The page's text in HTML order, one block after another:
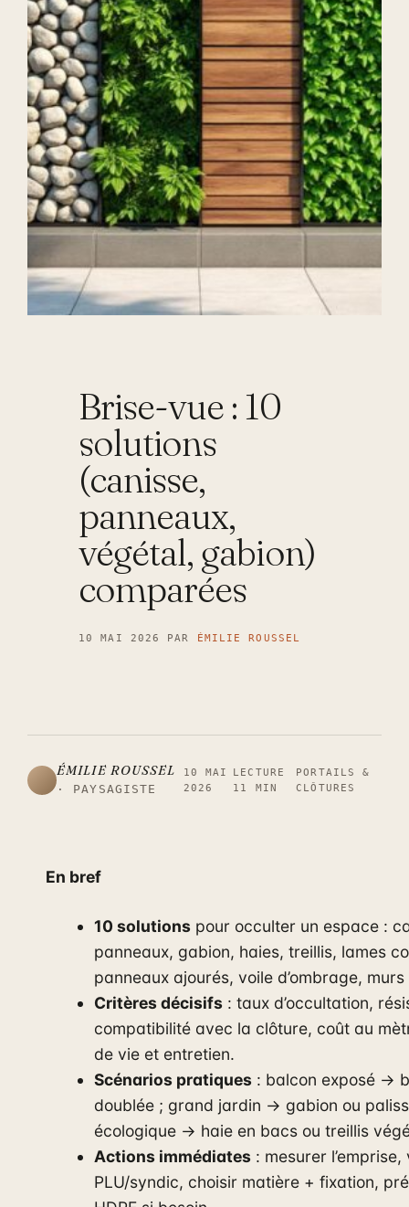
Brise-vue : 10
solutions
(canisse,
panneaux,
végétal, gabion)
comparées
10 MAI 2026 PAR ÉMILIE ROUSSEL
ÉMILIE ROUSSEL
· PAYSAGISTE
10 MAI
2026
LECTURE
11 MIN
PORTAILS &
CLÔTURES
En bref
10 solutions pour occulter un espace :
panneaux, gabion, haies, treillis, lames
panneaux ajourés, voile d’ombrage,
Critères décisifs : taux d’occultation,
compatibilité avec la clôture, coût au
de vie et entretien.
Scénarios pratiques : balcon exposé →
doublée ; grand jardin → gabion ou
écologique → haie en bacs ou treillis
Actions immédiates : mesurer
PLU/syndic, choisir matière + fixation,